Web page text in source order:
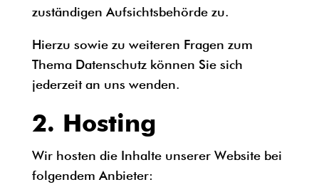
zuständigen Aufsichtsbehörde zu.
Hierzu sowie zu weiteren Fragen zum
Thema Datenschutz können Sie sich
jederzeit an uns wenden.
2. Hosting
Wir hosten die Inhalte unserer Website bei
folgendem Anbieter: